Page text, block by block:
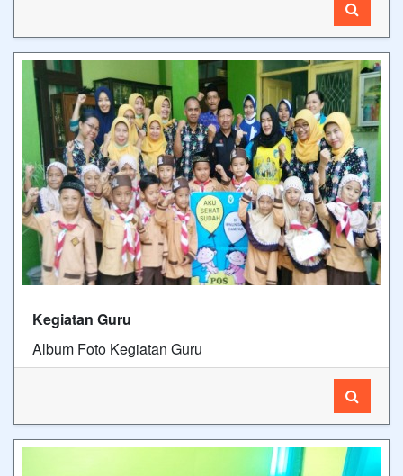
Kegiatan Guru
Album Foto Kegiatan Guru